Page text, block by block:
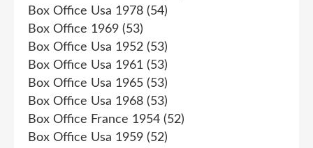
Box Office Usa 1978 (54)
Box Office 1969 (53)
Box Office Usa 1952 (53)
Box Office Usa 1961 (53)
Box Office Usa 1965 (53)
Box Office Usa 1968 (53)
Box Office France 1954 (52)
Box Office Usa 1959 (52)